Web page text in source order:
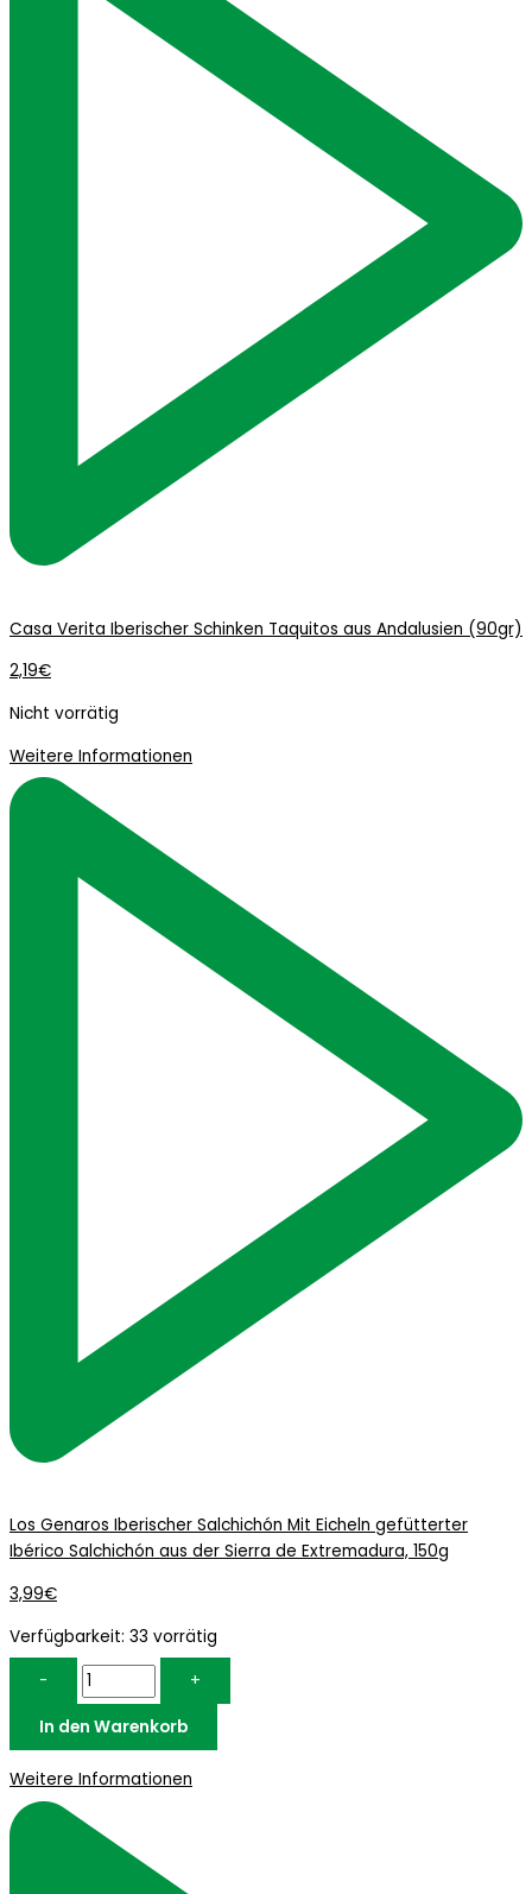
Casa Verita Iberischer Schinken Taquitos aus Andalusien (90gr)
2,19€
Nicht vorrätig
Weitere Informationen
Los Genaros Iberischer Salchichón Mit Eicheln gefütterter
Ibérico Salchichón aus der Sierra de Extremadura, 150g
3,99€
Verfügbarkeit: 33 vorrätig
-
+
In den Warenkorb
Weitere Informationen